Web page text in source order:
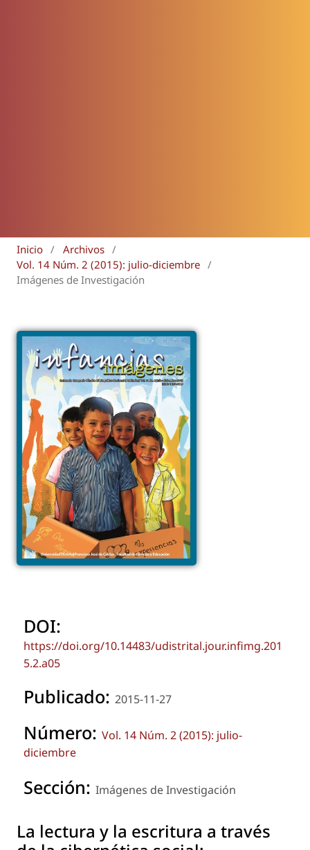
Inicio / Archivos /
Vol. 14 Núm. 2 (2015): julio-diciembre /
Imágenes de Investigación
DOI:
https://doi.org/10.14483/udistrital.jour.infimg.201
5.2.a05
Publicado: 2015-11-27
Número: Vol. 14 Núm. 2 (2015): julio-
diciembre
Sección: Imágenes de Investigación
La lectura y la escritura a través